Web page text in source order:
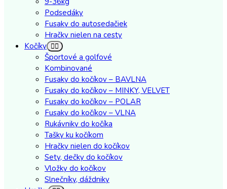
Podsedáky
Fusaky do autosedačiek
Hračky nielen na cesty
Kočíky
Športové a golfové
Kombinované
Fusaky do kočíkov – BAVLNA
Fusaky do kočíkov – MINKY, VELVET
Fusaky do kočíkov – POLAR
Fusaky do kočíkov – VLNA
Rukávniky do kočíka
Tašky ku kočíkom
Hračky nielen do kočíkov
Sety, dečky do kočíkov
Vložky do kočíkov
Slnečníky, dáždniky